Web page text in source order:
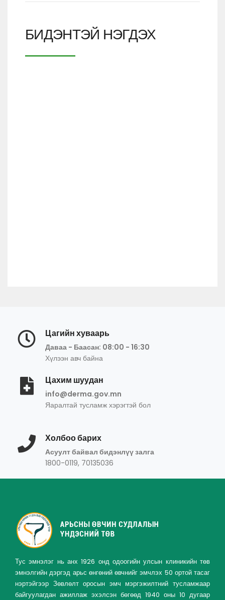
БИДЭНТЭЙ НЭГДЭХ
Цагийн хуваарь
Даваа - Баасан: 08:00 - 16:30
Хүлээн авч байна
Цахим шуудан
info@derma.gov.mn
Яаралтай тусламж хэрэгтэй бол
Холбоо барих
Асуулт байвал бидэнлүү залга
1800-0119, 70135036
Тус эмнэлэг нь анх 1926 онд одоогийн улсын клиникийн төв
эмнэлгийн дэргэд арьс өнгөний өвчнийг эмчлэх 50 ортой тасаг
нэртэйгээр Зөвлөлт оросын эмч мэргэжилтний тусламжаар
байгуулагдан ажиллаж эхэлсэн бөгөөд 1940 оны 10 дугаар